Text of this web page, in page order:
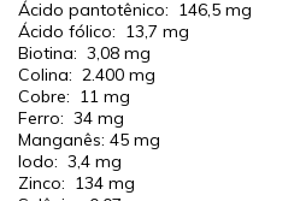
Ácido pantotênico: 146,5 mg
Ácido fólico: 13,7 mg
Biotina: 3,08 mg
Colina: 2.400 mg
Cobre: 11 mg
Ferro: 34 mg
Manganês: 45 mg
Iodo: 3,4 mg
Zinco: 134 mg